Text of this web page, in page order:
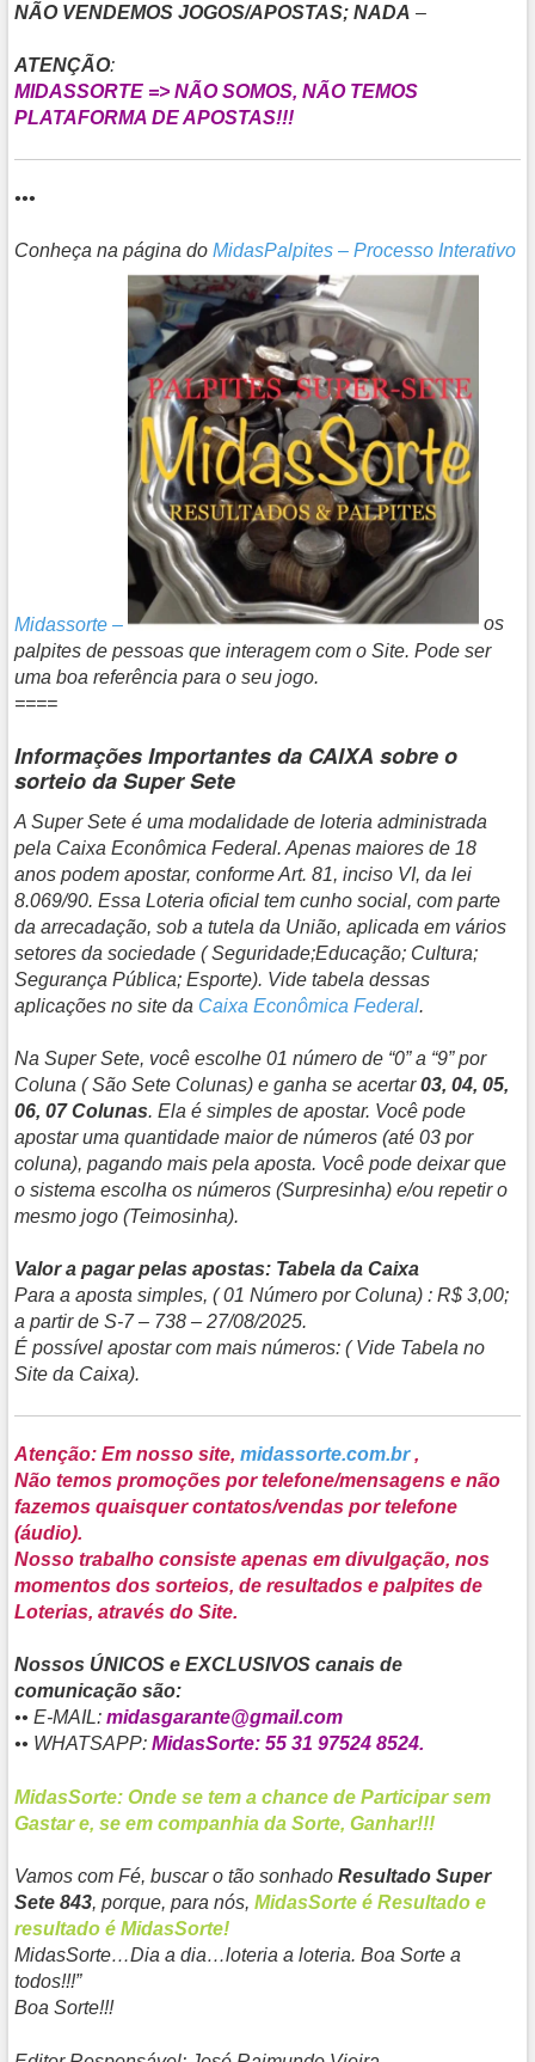
NÃO VENDEMOS JOGOS/APOSTAS; NADA –
ATENÇÃO:
MIDASSORTE => NÃO SOMOS, NÃO TEMOS
PLATAFORMA DE APOSTAS!!!
•••
Conheça na página doMidasPalpites – Processo Interativo
Midassorte –
os
palpites de pessoas que interagem com o Site. Pode ser
uma boa referência para o seu jogo.
====
Informações Importantes da CAIXA sobre o
sorteio da Super Sete
A Super Sete é uma modalidade de loteria administrada
pela Caixa Econômica Federal. Apenas maiores de 18
anos podem apostar, conforme Art. 81, inciso VI, da lei
8.069/90. Essa Loteria oficial tem cunho social, com parte
da arrecadação, sob a tutela da União, aplicada em vários
setores da sociedade ( Seguridade;Educação; Cultura;
Segurança Pública; Esporte). Vide tabela dessas
aplicações no site da Caixa Econômica Federal.
Na Super Sete, você escolhe 01 número de “0” a “9” por
Coluna ( São Sete Colunas) e ganha se acertar03, 04, 05,
06, 07 Colunas. Ela é simples de apostar. Você pode
apostar uma quantidade maior de números (até 03 por
coluna), pagando mais pela aposta. Você pode deixar que
o sistema escolha os números (Surpresinha) e/ou repetir o
mesmo jogo (Teimosinha).
Valor a pagar pelas apostas: Tabela da Caixa
Para a aposta simples, ( 01 Número por Coluna) : R$ 3,00;
a partir de S-7 – 738 – 27/08/2025.
É possível apostar com mais números: ( Vide Tabela no
Site da Caixa).
Atenção: Em nosso site,midassorte.com.br,
Não temos promoções por telefone/mensagens e não
fazemos quaisquer contatos/vendas por telefone
(áudio).
Nosso trabalho consiste apenas em divulgação, nos
momentos dos sorteios, de resultados e palpites de
Loterias, através do Site.
Nossos ÚNICOS e EXCLUSIVOS canais de
comunicação são:
•• E-MAIL:midasgarante@gmail.com
•• WHATSAPP:MidasSorte: 55 31 97524 8524.
MidasSorte: Onde se tem a chance de Participar sem
Gastar e, se em companhia da Sorte, Ganhar!!!
Vamos com Fé, buscar o tão sonhadoResultado Super
Sete 843, porque, para nós,MidasSorte é Resultado e
resultado é MidasSorte!
MidasSorte…Dia a dia…loteria a loteria. Boa Sorte a
todos!!!”
Boa Sorte!!!